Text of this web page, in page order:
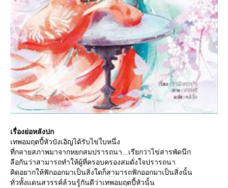
เรื่องย่อหลังปก
เทพอมฤตปี้หัวบังเอิญได้รับไข่ใบหนึ่ง
ที่กลายสภาพมาจากหยกสมปรารถนา...เรียกว่าไข่สารพัดนึก
ลือกันว่าสามารถทำให้ผู้ที่ครอบครองสมดั่งใจปรารถนา
คิดอยากให้ฟักออกมาเป็นสิ่งใดก็สามารถฟักออกมาเป็นสิ่งนั้น
ทั่วทั้งแดนสวรรค์ล้วนรู้กันดีว่าเทพอมฤตปี้หัวนั้น